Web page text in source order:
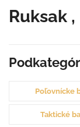
Ruksak
Poľovnícke
Taktické